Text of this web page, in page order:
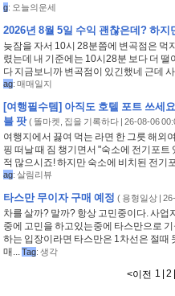
g: 오늘의운세
2026년 8월 5일 수익 괜찮은데? 하지
늦잠을 자서 10시 28분쯤에 변곡점은 먹
렸는데 내 기준에는 10시28분 보다 더
다 지금보니까 변곡점이 있긴했네 근데
ag: 매매일지
[여행필수템] 아직도 호텔 포트 쓰세
블 팟 ( 똘마켓, 집을 기록하다| 26-08-06
여행지에서 끓여 먹는 라면 한 그릇 해외
핑 떠날 때 짐 챙기면서 "숙소에 전기포
적 많으시죠! 하지만 숙소에 비치된 전기
ag: 살림리뷰
타스만 무이자 구매 예정 ( 용형일상|
차를 살까? 말까? 항상 고민중이다. 사업
중에 고민을 하고있는중에 타스만으로
하는 입장이라면 타스만은 1차선은 절때
매...Tag: 생각
<이전 1 2